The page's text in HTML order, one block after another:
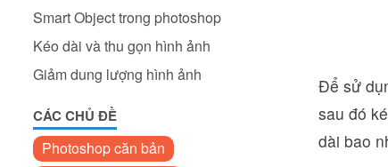
Smart Object trong photoshop
Kéo dài và thu gọn hình ảnh
Giảm dung lượng hình ảnh
CÁC CHỦ ĐỀ
Photoshop căn bản
Để sử
sau đó
dài bao